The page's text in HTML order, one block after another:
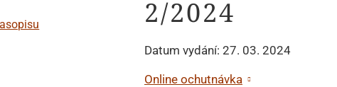
2/2024
Datum vydání: 27. 03. 2024
Online ochutnávka